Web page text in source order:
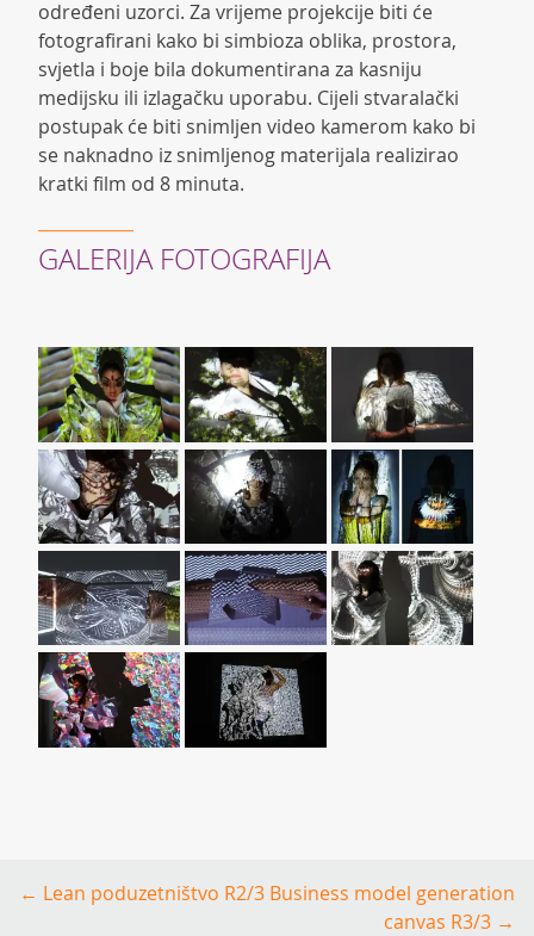
određeni uzorci. Za vrijeme projekcije biti će
fotografirani kako bi simbioza oblika, prostora,
svjetla i boje bila dokumentirana za kasniju
medijsku ili izlagačku uporabu. Cijeli stvaralački
postupak će biti snimljen video kamerom kako bi
se naknadno iz snimljenog materijala realizirao
kratki film od 8 minuta.
GALERIJA FOTOGRAFIJA
Post
← Lean poduzetništvo R2/3 Business model generation
canvas R3/3 →